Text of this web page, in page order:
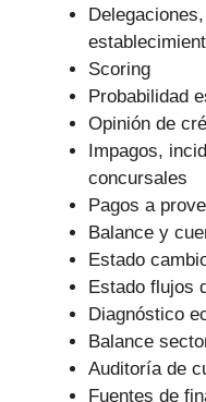
Scoring
Probabilidad
Opinión de
Impagos,
concursales
Pagos a
Balance y
Estado
Estado flujos
Diagnóstico
Balance
Auditoría de
Fuentes de